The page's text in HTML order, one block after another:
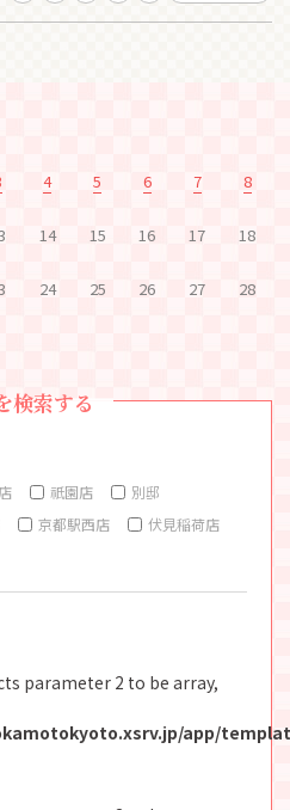
4 5 6 7 8
14 15 16 17 18
24 25 26 27 28
検索する
祇園店
別邸
京都駅西店
伏見稲荷店
parameter 2 to be array,
app/